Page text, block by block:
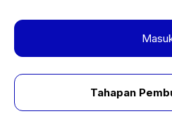
Tahapan